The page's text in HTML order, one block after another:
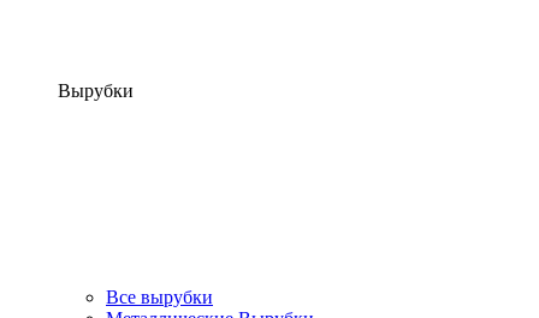
Вырубки
Все вырубки